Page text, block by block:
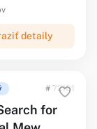
detaily
# 72161
for